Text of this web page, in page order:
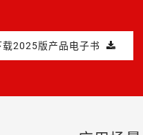
载2025版产品电子书